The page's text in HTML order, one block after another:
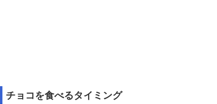
チョコを食べるタイミング